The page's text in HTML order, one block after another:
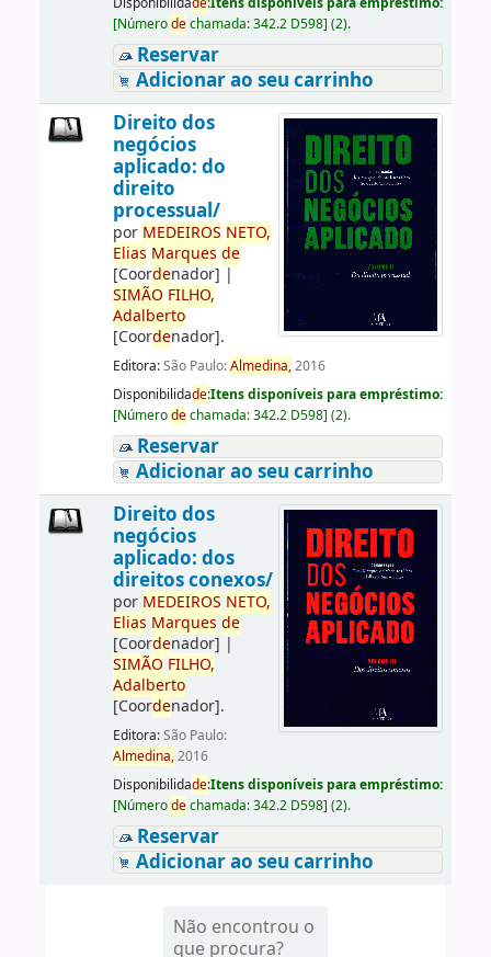
[Númerodechamada:342.2 D598] (2).
Reservar
Adicionar ao seu carrinho
Direito dos
negócios
aplicado: do
direito
processual/
por MEDEIROS NETO,
Elias Marques de
[Coordenador] |
SIMÃO FILHO,
Adalberto
[Coordenador].
Editora:São Paulo:Almedina,2016
Disponibilidade:Itens disponíveis para empréstimo:
[Númerodechamada:342.2 D598] (2).
Reservar
Adicionar ao seu carrinho
Direito dos
negócios
aplicado: dos
direitos conexos/
por MEDEIROS NETO,
Elias Marques de
[Coordenador] |
SIMÃO FILHO,
Adalberto
[Coordenador].
Editora:São Paulo:
Almedina,2016
Disponibilidade:Itens disponíveis para empréstimo:
[Númerodechamada:342.2 D598] (2).
Reservar
Adicionar ao seu carrinho
Não encontrou o
que procura?